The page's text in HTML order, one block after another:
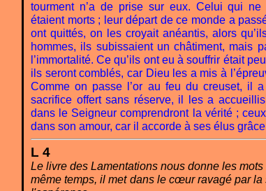
tourment n’a de prise sur eux. Celui qui ne
étaient morts ; leur départ de ce monde a
ont quittés, on les croyait anéantis, alors
hommes, ils subissaient un châtiment, mais
l’immortalité. Ce qu’ils ont eu à souffrir était
ils seront comblés, car Dieu les a mis à
Comme on passe l’or au feu du creuset, il
sacrifice offert sans réserve, il les a
dans le Seigneur comprendront la vérité ;
dans son amour, car il accorde à ses élus
L 4
Le livre des Lamentations nous donne les
même temps, il met dans le cœur ravagé par